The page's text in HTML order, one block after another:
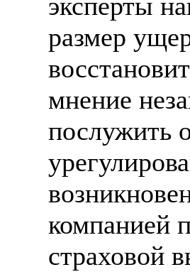
эксперты
размер
мнение
послужить
компанией
страховой